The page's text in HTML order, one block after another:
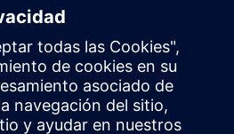
Mount People
vision, VS126 redefines high-
at 6–15m, it covers over
analytics that unlock the true